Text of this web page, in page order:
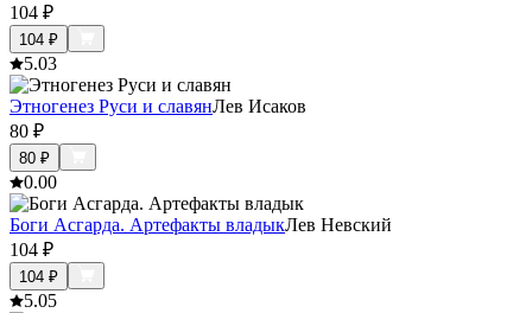
104 ₽
104 ₽
5.03
Этногенез Руси и славянЛев Исаков
80 ₽
80 ₽
0.00
Боги Асгарда. Артефакты владыкЛев Невский
104 ₽
104 ₽
5.05